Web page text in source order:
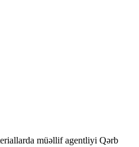
müəllif agentliyi Qərb